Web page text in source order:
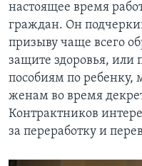
настоящее время
граждан. Он
призыву чаще всего
защите здоровья, или
пособиям по
женам во время
Контрактников
за переработку и